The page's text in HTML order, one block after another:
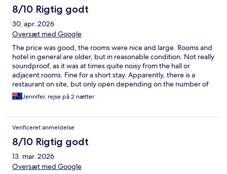
8/10 Rigtig godt
30. apr. 2026
Oversæt med Google
The price was good, the rooms were nice and large. Rooms and
hotel in general are older, but in reasonable condition. Not really
soundproof, as it was at times quite noisy from the hall or
adjacent rooms. Fine for a short stay. Apparently, there is a
restaurant on site, but only open depending on the number of
guests staying at the hotel. Not to matter, plenty of dining
options in town.
Jennifer, rejse på 2 nætter
Verificeret anmeldelse
8/10 Rigtig godt
13. mar. 2026
Oversæt med Google